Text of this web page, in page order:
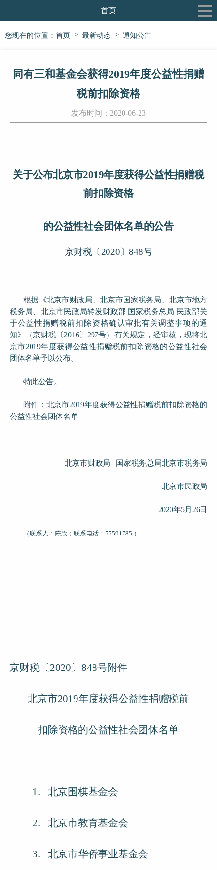
首页
关于我们
三和书院
三和论坛
三和公益行
您现在的位置： 首页 > 最新动态 > 通知公告
同有三和基金会获得2019年度公益性捐赠
税前扣除资格
发布时间：2020-06-23
关于公布北京市2019年度获得公益性捐赠税
前扣除资格
的公益性社会团体名单的公告
京财税〔2020 〕848号
根据《北京市财政局、北京市国家税务局、北京市地方
税务局、北京市民政局转发财政部 国家税务总局 民政部关
于公益性捐赠税前扣除资格确认审批有关调整事项的通
知》（京财税〔 2016〕 297号）有关规定，经审核，现将北
京市2019年度获得公益性捐赠税前扣除资格的公益性社会
团体名单予以公布。
特此公告。
附件：北京市2019年度获得公益性捐赠税前扣除资格的
公益性社会团体名单
北京市财政局 国家税务总局北京市税务局
北京市民政局
2020年5月 26日
（联系人：陈欣；联系电话：55591785 ）
京财税〔2020〕848号附件
北京市2019年度获得公益性捐赠税前
扣除资格的公益性社会团体名单
1. 北京围棋基金会
2. 北京市教育基金会
3. 北京市华侨事业基金会